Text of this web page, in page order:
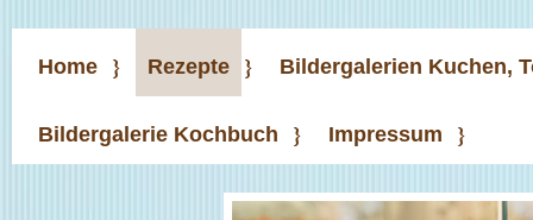
Home Rezepte Bildergalerien Kuchen,
Bildergalerie Kochbuch Impressum